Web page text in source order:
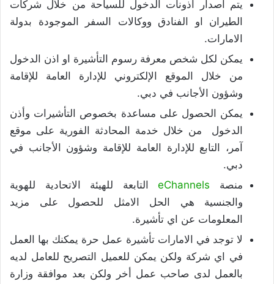
يتم اصدار اذونات الدخول للسياحة من خلال شركات
الطيران او الفنادق ووكالات السفر الموجودة بدولة
الامارات.
يمكن لكل شخص معرفة رسوم التأشيرة او اذن الدخول
من خلال الموقع الإلكتروني للإدارة العامة للإقامة
وشؤون الأجانب في دبي.
يمكن الحصول على مساعدة بخصوص التأشيرات وأذن
الدخول من خلال خدمة المحادثة الفورية على موقع
آمر، التابع للإدارة العامة للإقامة وشؤون الأجانب في
دبي.
منصة eChannelsالتابعة للهيئة الاتحادية للهوية
والجنسية هي الحل الامثل للحصول على مزيد
المعلومات عن اي تأشيرة.
لا توجد في الامارات تأشيرة عمل حرة يمكنك بها العمل
في اي شركة ولكن يمكن للعميل التصريح للعامل لديه
بالعمل لدى صاحب عمل أخر ولكن بعد موافقة وزارة